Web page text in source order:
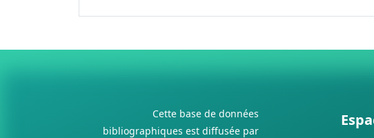
Cette base de données
bibliographiques est diffusée par